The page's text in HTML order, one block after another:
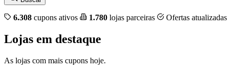
6.308 cupons ativos 1.780 lojas parceiras Ofertas atualizadas
Lojas em destaque
As lojas com mais cupons hoje.